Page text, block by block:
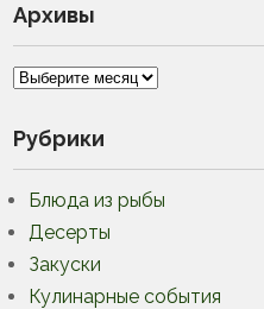
Архивы
Архивы
Рубрики
Блюда из рыбы
Десерты
Закуски
Кулинарные события